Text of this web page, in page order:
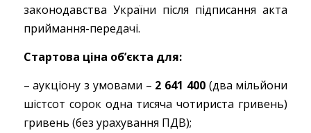
законодавства України після підписання акта
приймання-передачі.
Стартова ціна об’єкта для:
– аукціону з умовами – 2 641 400 (два мільйони
шістсот сорок одна тисяча чотириста гривень)
гривень (без урахування ПДВ);